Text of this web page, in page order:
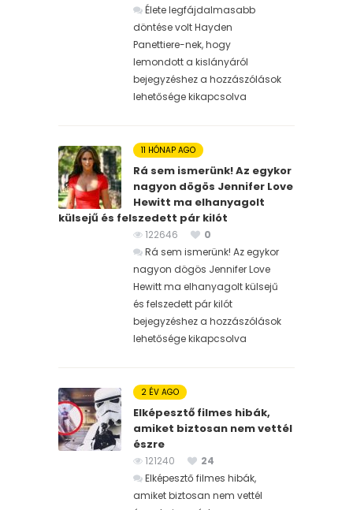
Élete legfájdalmasabb
döntése volt Hayden
Panettiere-nek, hogy
lemondott a kislányáról
bejegyzéshez a hozzászólások
lehetősége kikapcsolva
11 HÓNAP AGO
Rá sem ismerünk! Az egykor
nagyon dögös Jennifer Love
Hewitt ma elhanyagolt
külsejű és felszedett pár kilót
122646
0
Rá sem ismerünk! Az egykor
nagyon dögös Jennifer Love
Hewitt ma elhanyagolt külsejű
és felszedett pár kilót
bejegyzéshez a hozzászólások
lehetősége kikapcsolva
2 ÉV AGO
Elképesztő filmes hibák,
amiket biztosan nem vettél
észre
121240
24
Elképesztő filmes hibák,
amiket biztosan nem vettél